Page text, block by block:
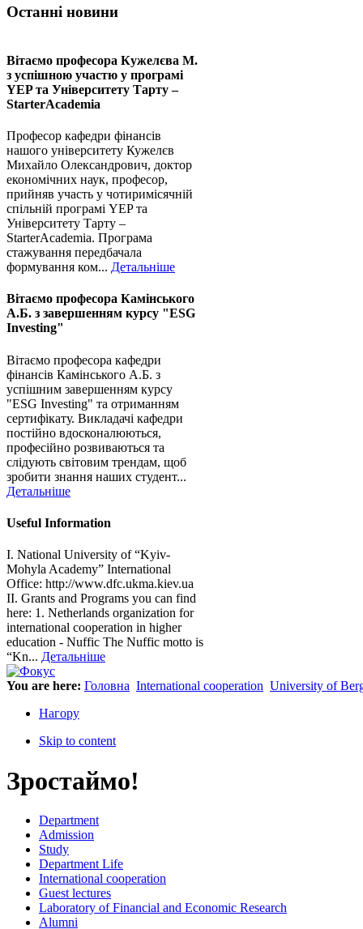
Останні новини
Вітаємо професора Кужелєва М.
з успішною участю у програмі
YEP та Університету Тарту –
StarterAcademia
Професор кафедри фінансів
нашого університету Кужелєв
Михайло Олександрович, доктор
економічних наук, професор,
прийняв участь у чотиримісячній
спільній програмі YEP та
Університету Тарту –
StarterAcademia. Програма
стажування передбачала
формування ком... Детальніше
Вітаємо професора Камінського
А.Б. з завершенням курсу "ESG
Investing"
Вітаємо професора кафедри
фінансів Камінського А.Б. з
успішним завершенням курсу
"ESG Investing" та отриманням
сертифікату. Викладачі кафедри
постійно вдосконалюються,
професійно розвиваються та
слідують світовим трендам, щоб
зробити знання наших студент...
Детальніше
Useful Information
I. National University of “Kyiv-
Mohyla Academy” International
Office: http://www.dfc.ukma.kiev.ua
ІІ. Grants and Programs you can find
here: 1. Netherlands organization for
international cooperation in higher
education - Nuffic The Nuffic motto is
“Kn... Детальніше
You are here: Головна International cooperation University of
Нагору
Skip to content
Зростаймо!
Department
Admission
Study
Department Life
International cooperation
Guest lectures
Laboratory of Financial and Economic Research
Alumni